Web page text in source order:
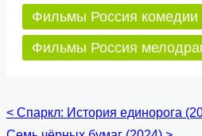
Фильмы Россия комедии
Фильмы Россия
Posts
< Спаркл: История единорога